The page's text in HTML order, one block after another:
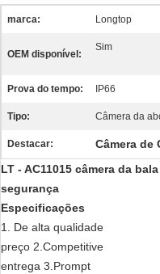
marca: Longtop
OEM disponível:
Sim
Prova do tempo: IP66
Tipo: Câmera da
Destacar:
Câmera de
LT - AC11015 câmera da
segurança
Especificações
1. De alta qualidade
preço 2.Competitive
entrega 3.Prompt